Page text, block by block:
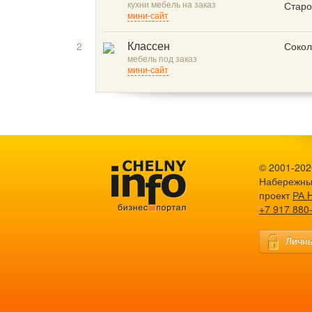
кухни мебель на заказ
мини-сайт
2
Классен
мебель под заказ
мини-сайт
© 2001-
проект РА
+7 917